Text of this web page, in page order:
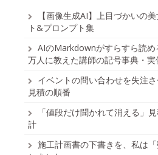
【画像生成AI】上目づかいの
ト&プロンプト集
AIのMarkdownがすらすら読
万人に教えた講師の記号事典・
イベントの問い合わせを失注
見積の順番
「値段だけ聞かれて消える」
計
施工計画書の下書きを、私は